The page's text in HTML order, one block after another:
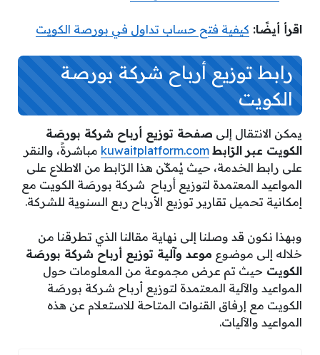
اقرأ أيضًا: كيفية فتح حساب تداول في بورصة الكويت
رابط توزيع أرباح شركة بورصة
الكويت
يمكن الانتقال إلى صفحة توزيع أرباح شركة بورصَة
الكويت عبر الرّابط kuwaitplatform.com مباشرةً، والنقر
على رابط الخدمة، حيث يُمكّن هذا الرّابط من الاطلاع على
المواعيد المعتمدة لتوزيع أرباح شركة بورصَة الكويت مع
إمكانية تحميل تقارير توزيع الأرباح ربع السنوية للشركة.
وبهذا نكون قد وصلنا إلى نهاية مقالنا الذي تطرقنا من
خلاله إلى موضوع موعد وآلية توزيع أرباح شركة بورصَة
الكويت حيث تم عرض مجموعة من المعلومات حول
المواعيد والآلية المعتمدة لتوزيع أرباح شركة بورصَة
الكويت مع إرفاق القنوات المتاحة للاستعلام عن هذه
المواعيد والآليات.